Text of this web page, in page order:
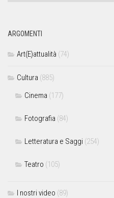
ARGOMENTI
Art(E)attualità (74)
Cultura (885)
Cinema (177)
Fotografia (84)
Letteratura e Saggi (254)
Teatro (105)
I nostri video (89)